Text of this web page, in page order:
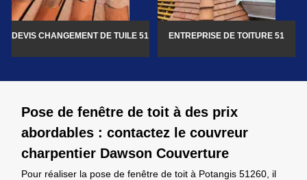
DEVIS CHANGEMENT DE TUILE 51 ENTREPRISE DE TOITURE 51
Pose de fenêtre de toit à des prix
abordables : contactez le couvreur
charpentier Dawson Couverture
Pour réaliser la pose de fenêtre de toit à Potangis 51260, il